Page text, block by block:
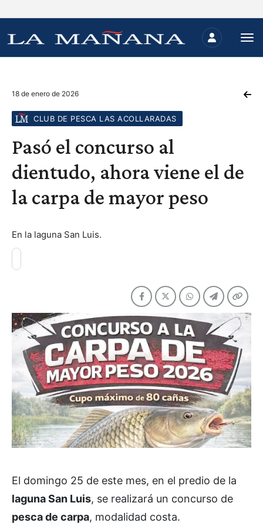
18 de enero de 2026
CLUB DE PESCA LAS ACOLLARADAS
Pasó el concurso al
dientudo, ahora viene el de
la carpa de mayor peso
En la laguna San Luis.
El domingo 25 de este mes, en el predio de la
laguna San Luis, se realizará un concurso de
pesca de carpa, modalidad costa.